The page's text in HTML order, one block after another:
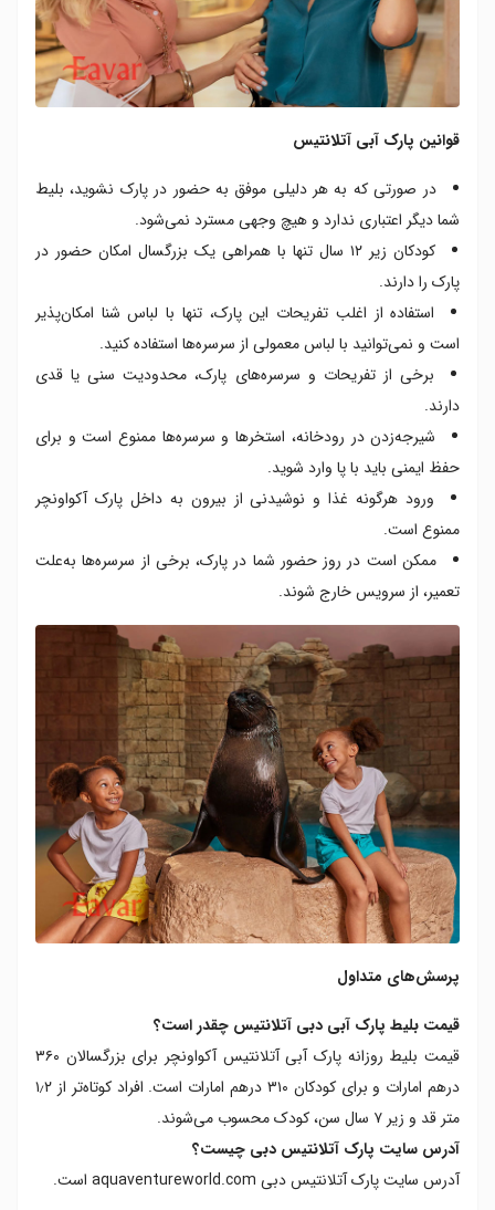
قوانین پارک آبی آتلانتیس
در صورتی که به هر دلیلی موفق به حضور در پارک نشوید، بلیط
شما دیگر اعتباری ندارد و هیچ وجهی مسترد نمی‌شود.
کودکان زیر ۱۲ سال تنها با همراهی یک بزرگسال امکان حضور در
پارک را دارند.
استفاده از اغلب تفریحات این پارک، تنها با لباس شنا امکان‌پذیر
است و نمی‌توانید با لباس معمولی از سرسره‌ها استفاده کنید.
برخی از تفریحات و سرسره‌های پارک، محدودیت سنی یا قدی
دارند.
شیرجه‌زدن در رودخانه، استخرها و سرسره‌ها ممنوع است و برای
حفظ ایمنی باید با پا وارد شوید.
ورود هرگونه غذا و نوشیدنی از بیرون به داخل پارک آکواونچر
ممنوع است.
ممکن است در روز حضور شما در پارک، برخی از سرسره‌ها به‌علت
تعمیر، از سرویس خارج شوند.
پرسش‌های متداول
قیمت بلیط پارک آبی دبی آتلانتیس چقدر است؟
قیمت بلیط روزانه پارک آبی آتلانتیس آکواونچر برای بزرگسالان ۳۶۰
درهم امارات و برای کودکان ۳۱۰ درهم امارات است. افراد کوتاه‌تر از ۱٫۲
متر قد و زیر ۷ سال سن، کودک محسوب می‌شوند.
آدرس سایت پارک آتلانتیس دبی چیست؟
آدرس سایت پارک آتلانتیس دبی aquaventureworld.com است.